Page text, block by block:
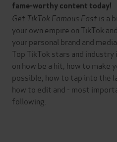
fame-worthy content today!
Get TikTok Famous Fast is a
your own empire on TikTok
your personal brand and
Top TikTok stars and
on how be a hit, how to make
possible, how to tap into the
how to edit and - most
following.